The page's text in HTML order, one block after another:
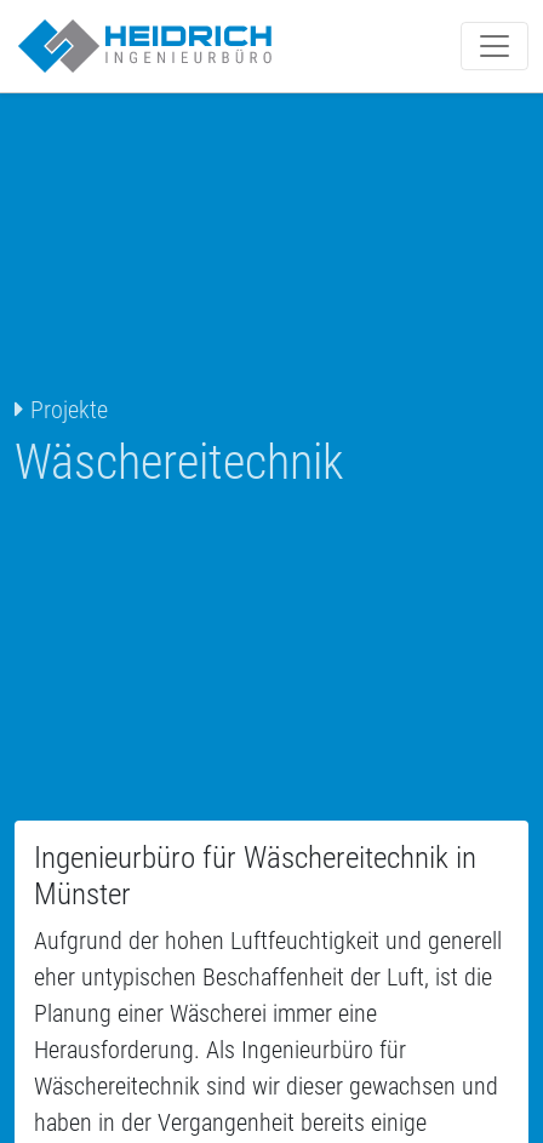
Münster | Heidrich IB GmbH
Projekte
Wäschereitechnik
Ingenieurbüro für Wäschereitechnik in
Münster
Aufgrund der hohen Luftfeuchtigkeit und generell
eher untypischen Beschaffenheit der Luft, ist die
Planung einer Wäscherei immer eine
Herausforderung. Als Ingenieurbüro für
Wäschereitechnik sind wir dieser gewachsen und
haben in der Vergangenheit bereits einige